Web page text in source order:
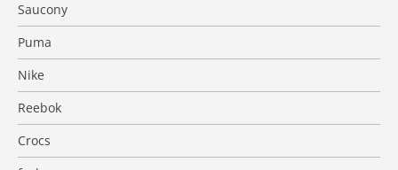
Saucony
Puma
Nike
Reebok
Crocs